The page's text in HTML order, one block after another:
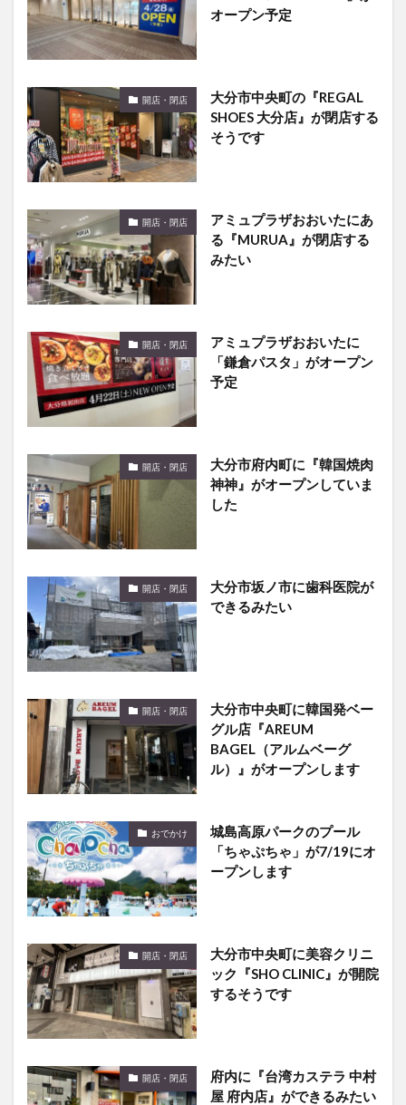
オープン予定
開店・閉店
大分市中央町の『REGAL
SHOES 大分店』が閉店する
そうです
開店・閉店
アミュプラザおおいたにあ
る『MURUA』が閉店する
みたい
開店・閉店
アミュプラザおおいたに
「鎌倉パスタ」がオープン
予定
開店・閉店
大分市府内町に『韓国焼肉
神神』がオープンしていま
した
開店・閉店
大分市坂ノ市に歯科医院が
できるみたい
開店・閉店
大分市中央町に韓国発ベー
グル店『AREUM
BAGEL（アルムベーグ
ル）』がオープンします
おでかけ
城島高原パークのプール
「ちゃぷちゃ」が7/19にオ
ープンします
開店・閉店
大分市中央町に美容クリニ
ック『SHO CLINIC』が開院
するそうです
開店・閉店
府内に『台湾カステラ 中村
屋 府内店』ができるみたい